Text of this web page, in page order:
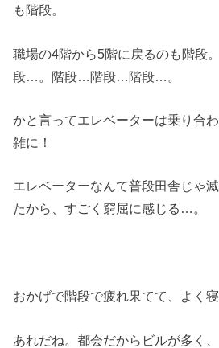
も階段。
職場の4階から5階に戻るのも階段
段…。階段…階段…階段…。
かと言ってエレベーターは乗り合
雑に！
エレベーターなんて普段田舎じゃ
たから、すごく窮屈に感じる…。
おかげで階段で疲れ果てて、よく
あれだね。都会だからビルが多く